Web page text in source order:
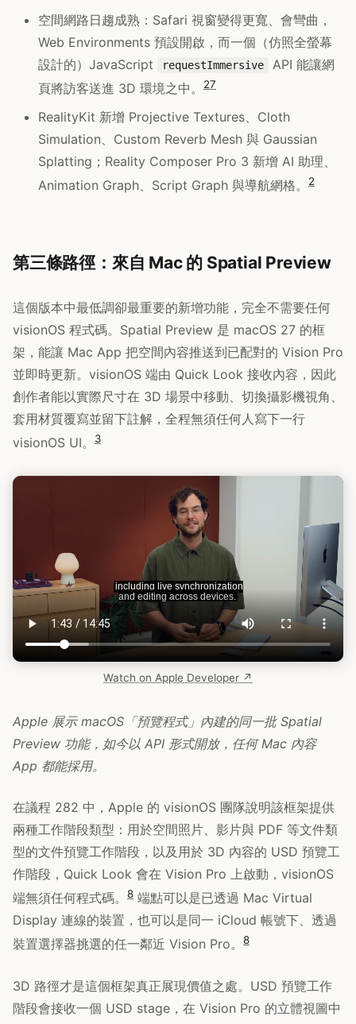
空間網路日趨成熟：Safari 視窗變得更寬、會彎曲，
Web Environments 預設開啟，而一個（仿照全螢幕
設計的）JavaScript
requestImmersive
API 能讓網
頁將訪客送進 3D 環境之中。
27
RealityKit 新增 Projective Textures、Cloth
Simulation、Custom Reverb Mesh 與 Gaussian
Splatting；Reality Composer Pro 3 新增 AI 助理、
Animation Graph、Script Graph 與導航網格。
2
第三條路徑：來自 Mac 的 Spatial Preview
這個版本中最低調卻最重要的新增功能，完全不需要任何
visionOS 程式碼。Spatial Preview 是 macOS 27 的框
架，能讓 Mac App 把空間內容推送到已配對的 Vision Pro
並即時更新。visionOS 端由 Quick Look 接收內容，因此
創作者能以實際尺寸在 3D 場景中移動、切換攝影機視角、
套用材質覆寫並留下註解，全程無須任何人寫下一行
visionOS UI。
3
Watch on Apple Developer ↗
Apple 展示 macOS「預覽程式」內建的同一批 Spatial
Preview 功能，如今以 API 形式開放，任何 Mac 內容
App 都能採用。
在議程 282 中，Apple 的 visionOS 團隊說明該框架提供
兩種工作階段類型：用於空間照片、影片與 PDF 等文件類
型的文件預覽工作階段，以及用於 3D 內容的 USD 預覽工
作階段，Quick Look 會在 Vision Pro 上啟動，visionOS
端無須任何程式碼。
8 端點可以是已透過 Mac Virtual
Display 連線的裝置，也可以是同一 iCloud 帳號下、透過
裝置選擇器挑選的任一鄰近 Vision Pro。
8
3D 路徑才是這個框架真正展現價值之處。USD 預覽工作
階段會接收一個 USD stage，在 Vision Pro 的立體視圖中